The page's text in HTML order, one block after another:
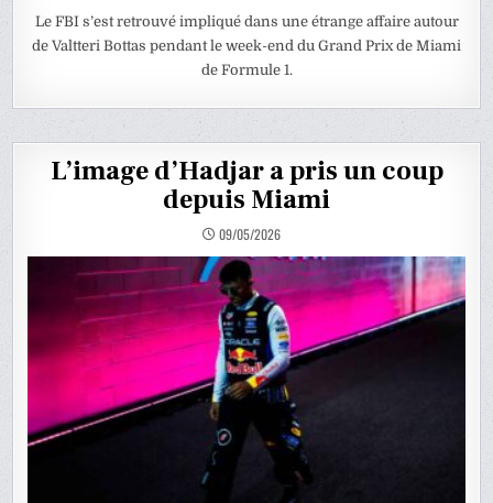
Le FBI s’est retrouvé impliqué dans une étrange affaire autour
de Valtteri Bottas pendant le week-end du Grand Prix de Miami
de Formule 1.
L’image d’Hadjar a pris un coup
depuis Miami
09/05/2026